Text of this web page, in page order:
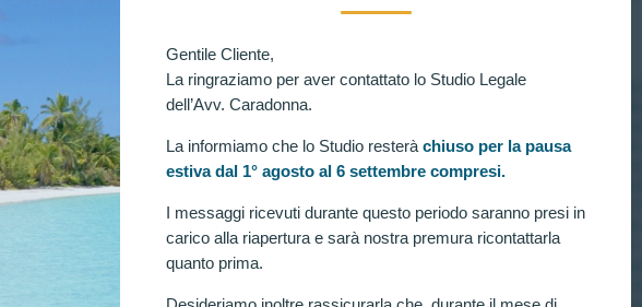
Gentile Cliente,
La ringraziamo per aver contattato lo Studio Legale
dell’Avv. Caradonna.
La informiamo che lo Studio resterà chiuso per la pausa
estiva dal 1° agosto al 6 settembre compresi.
I messaggi ricevuti durante questo periodo saranno presi in
carico alla riapertura e sarà nostra premura ricontattarla
quanto prima.
ALLE PROVE ATTITUDINALI!
CONCORSI
NUOVE
DELLA
Concorso
vittoria al TAR
verificazione
Cheratocono,